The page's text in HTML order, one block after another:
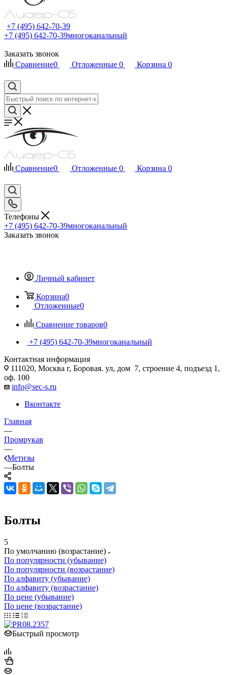
+7 (495) 642-70-39
+7 (495) 642-70-39многоканальный
Заказать звонок
Сравнение0 Отложенные 0 Корзина 0
Сравнение0 Отложенные 0 Корзина 0
Телефоны
+7 (495) 642-70-39многоканальный
Заказать звонок
Личный кабинет
Корзина0
Отложенные0
Сравнение товаров0
+7 (495) 642-70-39многоканальный
Контактная информация
111020, Москва г, Боровая. ул, дом 7, строение 4, подъезд 1,
оф. 100
info@sec-s.ru
Вконтакте
Главная
—
Промрукав
—
Метизы
—Болты
Болты
5
По умолчанию (возрастание)
По популярности (убывание)
По популярности (возрастание)
По алфавиту (убывание)
По алфавиту (возрастание)
По цене (убывание)
По цене (возрастание)
Быстрый просмотр